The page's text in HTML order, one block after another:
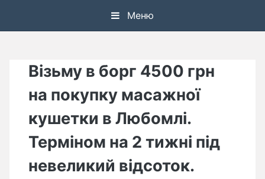
Меню
Візьму в борг 4500 грн
на покупку масажної
кушетки в Любомлі.
Терміном на 2 тижні під
невеликий відсоток.